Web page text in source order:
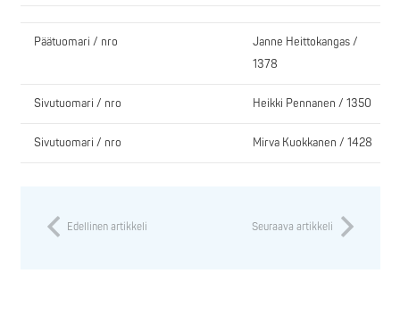
Päätuomari / nro
Janne Heittokangas /
1378
Sivutuomari / nro Heikki Pennanen / 1350
Sivutuomari / nro Mirva Kuokkanen / 1428
Edellinen artikkeli Seuraava artikkeli